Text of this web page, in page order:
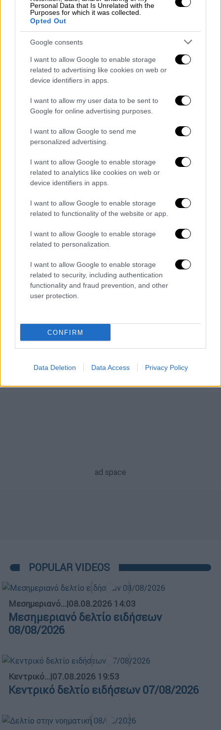
Personal Data that Is Unrelated with the
Purposes for which it was collected.
Opted Out
Google consents
I want to allow Google to enable storage
related to advertising like cookies on web or
device identifiers in apps.
I want to allow my user data to be sent to
Google for online advertising purposes.
I want to allow Google to send me
personalized advertising.
I want to allow Google to enable storage
related to analytics like cookies on web or
device identifiers in apps.
I want to allow Google to enable storage
related to functionality of the website or app.
I want to allow Google to enable storage
related to personalization.
I want to allow Google to enable storage
related to security, including authentication
functionality and fraud prevention, and other
user protection.
CONFIRM
Data Deletion Data Access Privacy Policy
«Μαουτχάουζεν», ενώ η πρώτη ταινία του
φεστιβάλ ήταν «Το τελευταίο σημείωμα»
του Παντελή Βούλγαρη
13.12.2018 21:09
στην 69η Μπερλινάλε
17 Φεβρουαρίου 2019
ΑΛΛΑ #TAGS
ειδήσεις τώρα
φεστιβάλ
ελληνικός κινηματογράφος
Βερολίνο
Disney+ Χρυσή Άρκτος
POPULAR VIDEOS
Μεσημεριανό...|08.08.2026 14:03
Μεσημεριανό δελτίο ειδήσεων
08/08/2026
Κεντρικό...|07.08.2026 19:53
Κεντρικό δελτίο ειδήσεων 07/08/2026